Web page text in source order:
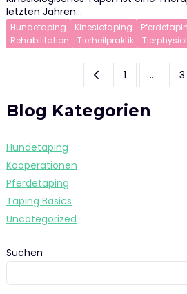
letzten Jahren…
Hundetaping Kinesiotaping
Rehabilitation
Tierheilpraktik
Seitennummerierung
Beiträge
1 … 3
Blog Kategorien
Hundetaping
Kooperationen
Pferdetaping
Taping Basics
Uncategorized
Suchen